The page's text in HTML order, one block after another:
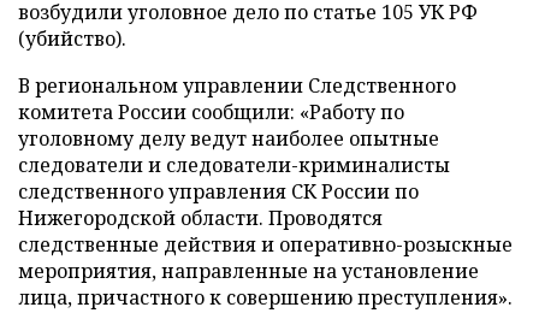
возбудили уголовное дело по статье 105 УК РФ
(убийство).
В региональном управлении Следственного
комитета России сообщили: «Работу по
уголовному делу ведут наиболее опытные
следователи и следователи-криминалисты
следственного управления СК России по
Нижегородской области. Проводятся
следственные действия и оперативно-розыскные
мероприятия, направленные на установление
лица, причастного к совершению преступления».